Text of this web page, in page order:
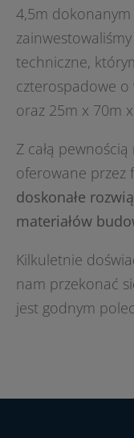
4,5m
techniczne,
czterospadowe o
oraz 25m x 70m
Z całą
oferowane przez
doskonałe
materiałów
Kilkuletnie
nam przekonać
jest godnym